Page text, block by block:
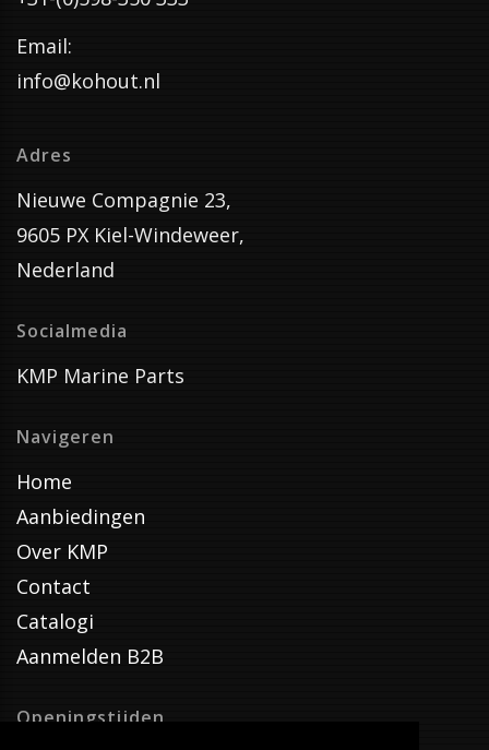
Email:
info@kohout.nl
Adres
Nieuwe Compagnie 23,
9605 PX Kiel-Windeweer,
Nederland
Socialmedia
KMP Marine Parts
Navigeren
Home
Aanbiedingen
Over KMP
Contact
Catalogi
Aanmelden B2B
Openingstijden